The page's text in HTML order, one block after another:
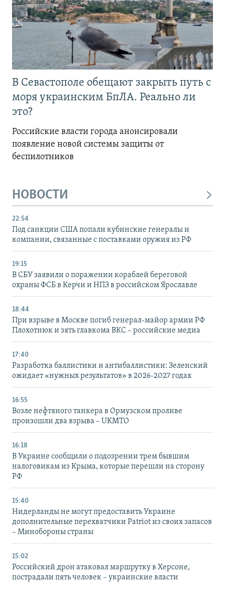
В Севастополе обещают закрыть путь с
моря украинским БпЛА. Реально ли
это?
Российские власти города анонсировали
появление новой системы защиты от
беспилотников
НОВОСТИ
22:54
Под санкции США попали кубинские генералы и
компании, связанные с поставками оружия из РФ
19:15
В СБУ заявили о поражении кораблей береговой
охраны ФСБ в Керчи и НПЗ в российском Ярославле
18:44
При взрыве в Москве погиб генерал-майор армии РФ
Плохотнюк и зять главкома ВКС – российские медиа
17:40
Разработка баллистики и антибаллистики: Зеленский
ожидает «нужных результатов» в 2026-2027 годах
16:55
Возле нефтяного танкера в Ормузском проливе
произошли два взрыва – UKMTO
16:18
В Украине сообщили о подозрении трем бывшим
налоговикам из Крыма, которые перешли на сторону
РФ
15:40
Нидерланды не могут предоставить Украине
дополнительные перехватчики Patriot из своих запасов
– Минобороны страны
15:02
Российский дрон атаковал маршрутку в Херсоне,
пострадали пять человек – украинские власти